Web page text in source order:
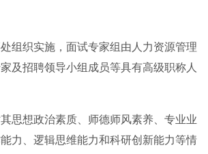
组织实施，面试专家组由人力资源管理
及招聘领导小组成员等具有高级职称人
思想政治素质、师德师风素养、专业业
力、逻辑思维能力和科研创新能力等情